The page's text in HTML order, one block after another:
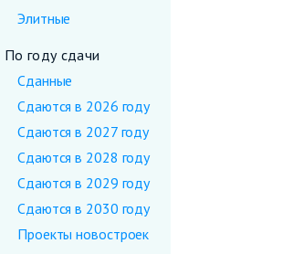
Элитные
По году сдачи
Сданные
Сдаются в 2026 году
Сдаются в 2027 году
Сдаются в 2028 году
Сдаются в 2029 году
Сдаются в 2030 году
Проекты новостроек